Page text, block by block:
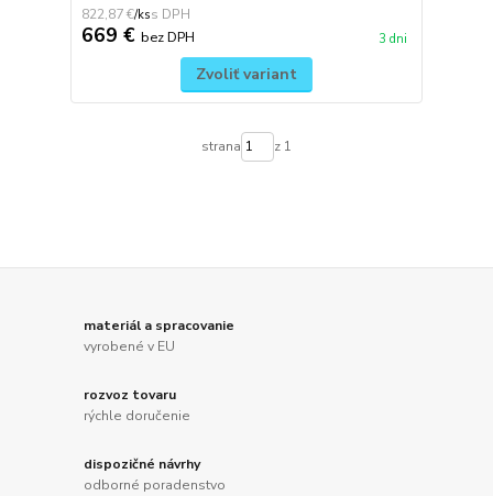
822,87 €/ks
669 € bez DPH 3 dni
Zvoliť variant
strana z 1
materiál a spracovanie
vyrobené v EU
rozvoz tovaru
rýchle doručenie
dispozičné návrhy
odborné poradenstvo